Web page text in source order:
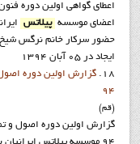
اعطای گواهی اولین دوره
اعضای موسسه
پیلاتس
حضور سرکار خانم نرگس شیخ
ایجاد در 05 آبان 1394
18.
گزارش اولین دوره اصول
94
(قم)
گزارش اولین دوره اصول و
94 موسسه پيلاتس